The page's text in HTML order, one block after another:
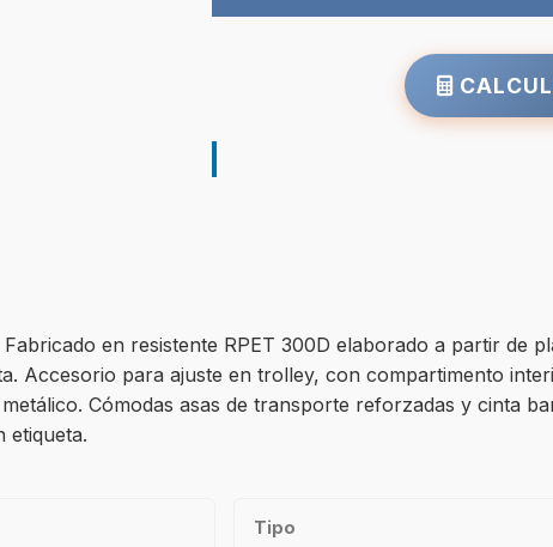
en resistente RPET 300D elaborado a partir de
Accesorio para ajuste en trolley, con compartimento
Cómodas asas de transporte reforzadas y cinta
etiqueta.
Tipo